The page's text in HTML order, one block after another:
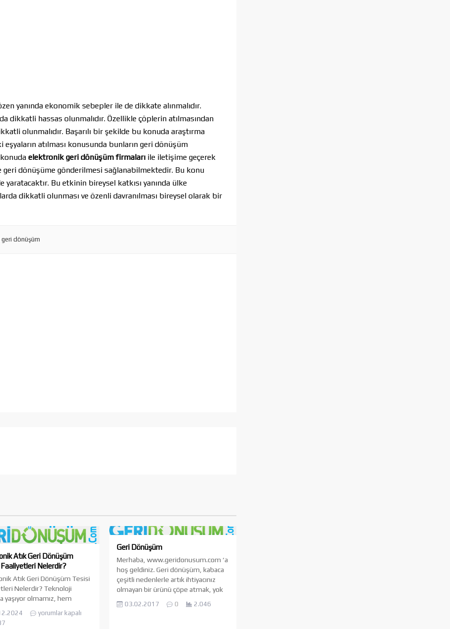
yanında ekonomik sebepler ile de dikkate alınmalıdır.
dikkatli hassas olunmalıdır. Özellikle çöplerin atılmasından
olunmalıdır. Başarılı bir şekilde bu konuda araştırma
eşyaların atılması konusunda bunların geri dönüşüm
elektronik geri dönüşüm firmaları ile iletişime geçerek
geri dönüşüme gönderilmesi sağlanabilmektedir. Bu konu
Bu etkinin bireysel katkısı yanında ülke
dikkatli olunması ve özenli davranılması bireysel olarak bir
dönüşüm
Atık Geri Dönüşüm
Nelerdir?
Atık Geri Dönüşüm Tesisi
Nelerdir? Teknoloji
yaşıyor olmamız, hem
hem de kurumsal düzeyde
cihazlara büyük bir
yorumlar kapalı
Geri Dönüşüm
Merhaba, www.geridonusum.com ‘a
hoş geldiniz. Geri dönüşüm, kabaca
çeşitli nedenlerle artık ihtiyacınız
olmayan bir ürünü çöpe atmak, yok
etmek yerine ondan faydalanmaya
devam edebilmek demektir. Yani
03.02.2017 0 2.046